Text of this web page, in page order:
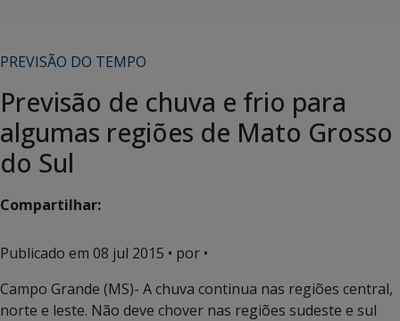
PREVISÃO DO TEMPO
Previsão de chuva e frio para
algumas regiões de Mato Grosso
do Sul
Compartilhar:
Publicado em 08 jul 2015 • por •
Campo Grande (MS)- A chuva continua nas regiões central,
norte e leste. Não deve chover nas regiões sudeste e sul